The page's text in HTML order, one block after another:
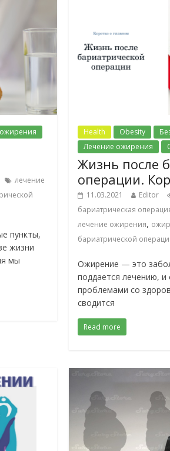
лечение
пункты,
жизни
мы
Health Obesity
Лечение ожирения
Жизнь после
операции.
11.03.2021 Editor
бариатрическая
лечение ожирения,
бариатрической
Ожирение — это
поддается лечению, и
проблемами со
сводится
Read more